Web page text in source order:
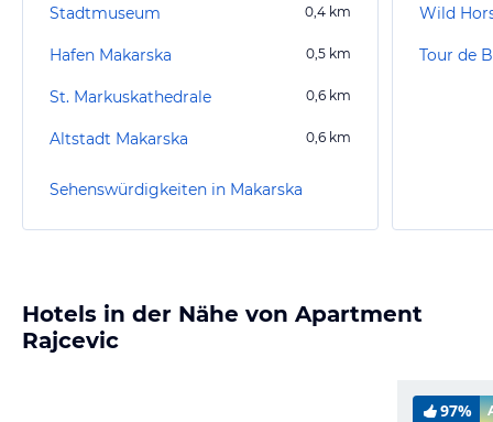
Stadtmuseum 0,4 km
Hafen Makarska 0,5 km
St. Markuskathedrale 0,6 km
Altstadt Makarska 0,6 km
Sehenswürdigkeiten in Makarska
Wild
Tour de
Hotels in der Nähe von Apartment
Rajcevic
97%